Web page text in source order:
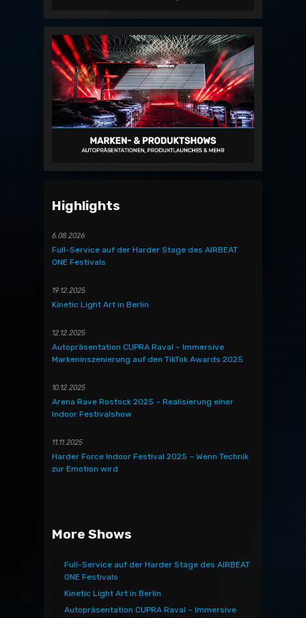
Highlights
6.08.2026
Full-Service auf der Harder Stage des AIRBEAT
ONE Festivals
19.12.2025
Kinetic Light Art in Berlin
12.12.2025
Autopräsentation CUPRA Raval – Immersive
Markeninszenierung auf den TikTok Awards 2025
10.12.2025
Arena Rave Rostock 2025 – Realisierung einer
Indoor Festivalshow
11.11.2025
Harder Force Indoor Festival 2025 – Wenn Technik
zur Emotion wird
More Shows
Full-Service auf der Harder Stage des AIRBEAT
ONE Festivals
Kinetic Light Art in Berlin
Autopräsentation CUPRA Raval – Immersive